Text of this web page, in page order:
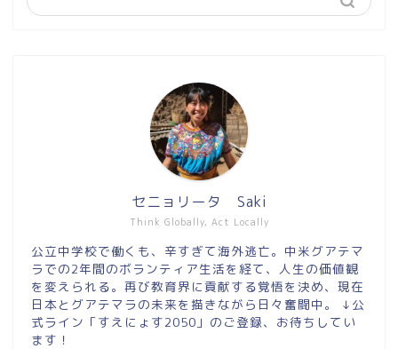
Think Globally, Act Locally
セニョリータ Saki
公立中学校で働くも、辛すぎて海外逃亡。中米グアテマ
ラでの2年間のボランティア生活を経て、人生の価値観
を変えられる。再び教育界に貢献する覚悟を決め、現在
日本とグアテマラの未来を描きながら日々奮闘中。 ↓公
式ライン「すえにょす2050」のご登録、お待ちしてい
ます！